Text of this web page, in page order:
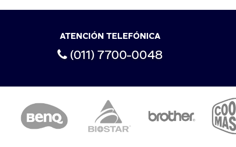
ATENCIÓN TELEFÓNICA
(011) 7700-0048